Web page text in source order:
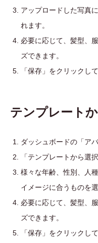
アップロードした写真
れます。
必要に応じて、髪型、
ズできます。
「保存」をクリックし
テンプレート
ダッシュボードの「ア
「テンプレートから選
様々な年齢、性別、人
イメージに合うものを選
必要に応じて、髪型、
ズできます。
「保存」をクリックし